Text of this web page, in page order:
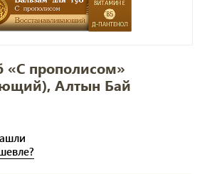
«С прополисом»
Алтын Бай